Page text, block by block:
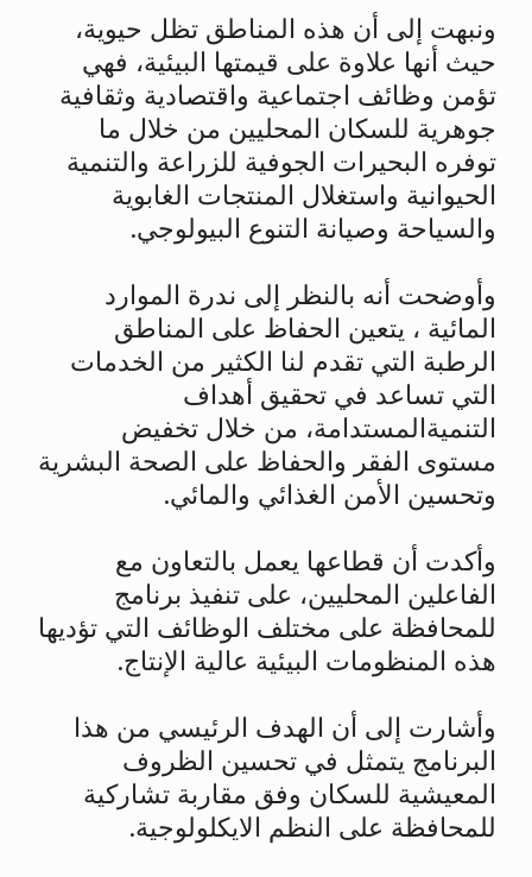
ونبهت إلى أن هذه المناطق تظل حيوية،
حيث أنها علاوة على قيمتها البيئية، فهي
تؤمن وظائف اجتماعية واقتصادية وثقافية
جوهرية للسكان المحليين من خلال ما
توفره البحيرات الجوفية للزراعة والتنمية
الحيوانية واستغلال المنتجات الغابوية
والسياحة وصيانة التنوع البيولوجي.
وأوضحت أنه بالنظر إلى ندرة الموارد
المائية ، يتعين الحفاظ على المناطق
الرطبة التي تقدم لنا الكثير من الخدمات
التي تساعد في تحقيق أهداف
التنميةالمستدامة، من خلال تخفيض
مستوى الفقر والحفاظ على الصحة البشرية
وتحسين الأمن الغذائي والمائي.
وأكدت أن قطاعها يعمل بالتعاون مع
الفاعلين المحليين، على تنفيذ برنامج
للمحافظة على مختلف الوظائف التي تؤديها
هذه المنظومات البيئية عالية الإنتاج.
وأشارت إلى أن الهدف الرئيسي من هذا
البرنامج يتمثل في تحسين الظروف
المعيشية للسكان وفق مقاربة تشاركية
للمحافظة على النظم الايكلولوجية.